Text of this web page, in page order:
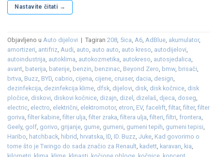
Nastavite čitati →
Objavljeno u Auto dijelovi | Tagiran 208, 5ica, A6, AdBlue, akumulator,
amortizeri, antifriz, Audi, auto, auto auto, auto kreso, autodijelovi,
autoindustrija, autoklima, autokozmetika, autokreso, autosjedalica,
avant, baterija, baterije, benzin, benzinac, Beyond Zero, bmw, brisači,
brtva, Buzz, BYD, cabrio, cijena, cijene, cruiser, dacia, design,
dezinfekcija, dezinfekcija klime, dfsk, dijelovi, disk, disk kočnice, disk
pločice, diskovi, diskovi kočnice, dizajn, dizel , dizelaš, djeca, doseg,
electric, electro, električni, elektromotor, etron, EV, facelift,filtar,filter,filter
goriva,filter kabine,filter ulja,filter zraka,filtera ulja,filteri,filtri, frontera,
Geely, golf, gorivo, grijanje, gume, gumeni, gumeni tepih, gumeni tepisi,
Haribo, hatchback, hibrid, hrvatska, ID, ID. Buzz, Juke, Kad govorimo o
tome što je Twingo do sada značio za Renault, kadett, karavan, kia,